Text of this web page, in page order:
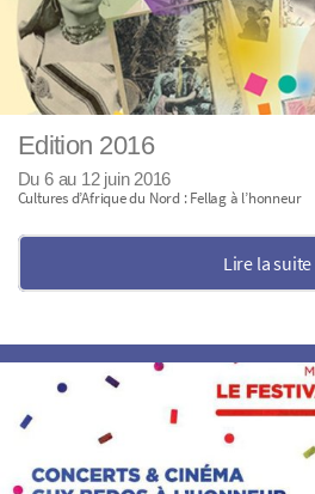
Edition 2016
Du 6 au 12 juin 2016
Cultures d’Afrique du Nord : Fellag à l’honneur
Lire la suite